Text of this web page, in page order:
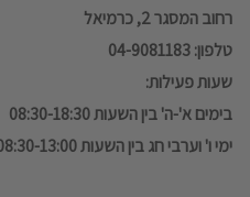
רחוב המסגר 2, כרמיאל
טלפון: 04-9081183
שעות פעילות:
בימים א'-ה' בין השעות 08:30-18:30
ימי ו' וערבי חג בין השעות 08:30-13:00